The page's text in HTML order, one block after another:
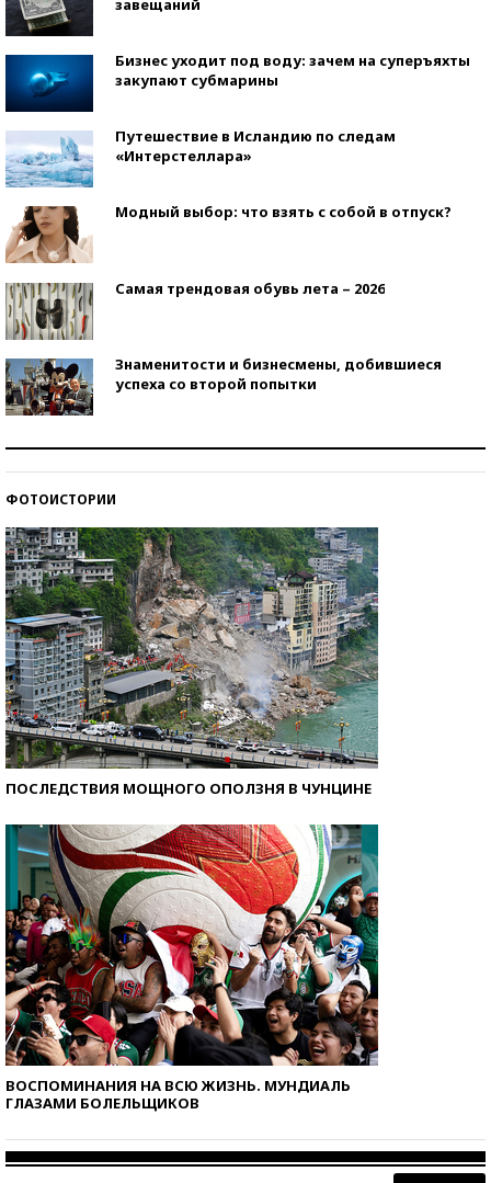
Бизнес уходит под воду: зачем на суперъяхты
закупают субмарины
Путешествие в Исландию по следам
«Интерстеллара»
Модный выбор: что взять с собой в отпуск?
Самая трендовая обувь лета – 2026
Знаменитости и бизнесмены, добившиеся
успеха со второй попытки
ФОТОИСТОРИИ
ПОСЛЕДСТВИЯ МОЩНОГО ОПОЛЗНЯ В ЧУНЦИНЕ
ВОСПОМИНАНИЯ НА ВСЮ ЖИЗНЬ. МУНДИАЛЬ
ГЛАЗАМИ БОЛЕЛЬЩИКОВ